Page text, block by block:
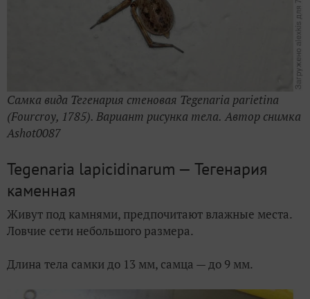
Самка вида Тегенария стеновая Tegenaria parietina
(Fourcroy, 1785). Вариант рисунка тела. Автор снимка
Ashot0087
Tegenaria lapicidinarum — Тегенария
каменная
Живут под камнями, предпочитают влажные места.
Ловчие сети небольшого размера.
Длина тела самки до 13 мм, самца — до 9 мм.